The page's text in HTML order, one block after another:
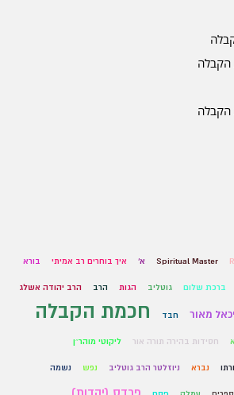
הקבלה
הקבלה
Spiritual Master א' איך בוחרים רב אמיתי בורא
ברכת שלום גוטליב הגות הרב הרב יהודה אשלג
מאור חבד חכמת הקבלה
חסידות בהירה תורה אור ליקוטי מוהר״ן
נברא ניוזלטר הרב גוטליב נפש נשמה